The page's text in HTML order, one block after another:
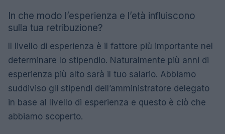
In che modo l’esperienza e l’età influiscono
sulla tua retribuzione?
Il livello di esperienza è il fattore più importante nel
determinare lo stipendio. Naturalmente più anni di
esperienza più alto sarà il tuo salario. Abbiamo
suddiviso gli stipendi dell’amministratore delegato
in base al livello di esperienza e questo è ciò che
abbiamo scoperto.